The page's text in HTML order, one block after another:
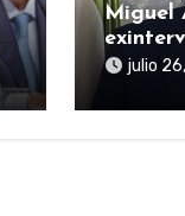
Miguel
citado
julio